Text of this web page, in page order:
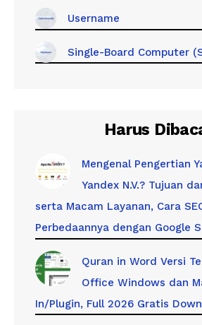
Username
Single-Board Computer
Harus
Mengenal Pengertian
Yandex N.V.? Tujuan
serta Macam Layanan, Cara
Perbedaannya dengan Google
Quran in Word Versi
Office Windows dan
In/Plugin, Full 2026 Gratis